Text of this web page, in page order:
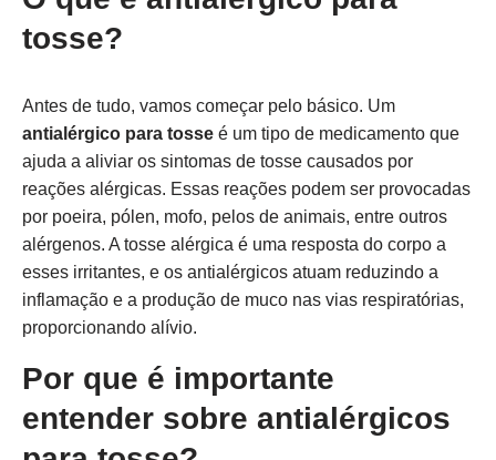
tosse?
Antes de tudo, vamos começar pelo básico. Um
antialérgico para tosse é um tipo de medicamento que
ajuda a aliviar os sintomas de tosse causados por
reações alérgicas. Essas reações podem ser provocadas
por poeira, pólen, mofo, pelos de animais, entre outros
alérgenos. A tosse alérgica é uma resposta do corpo a
esses irritantes, e os antialérgicos atuam reduzindo a
inflamação e a produção de muco nas vias respiratórias,
proporcionando alívio.
Por que é importante
entender sobre antialérgicos